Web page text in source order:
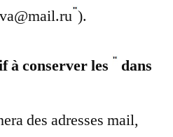
).
à conserver les
dans
des adresses mail,